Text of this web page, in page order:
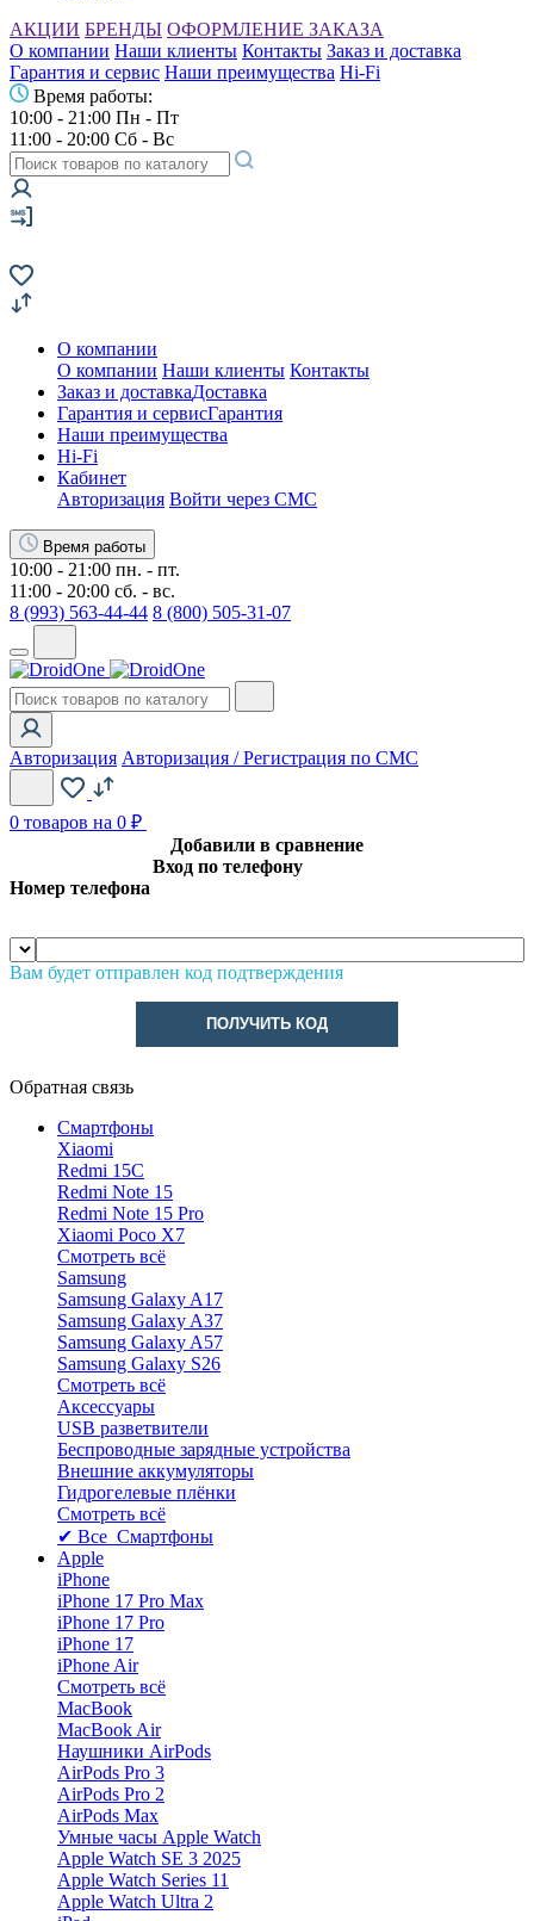
АКЦИИ БРЕНДЫ ОФОРМЛЕНИЕ ЗАКАЗА
О компании Наши клиенты Контакты Заказ и доставка
Гарантия и сервис Наши преимущества Hi-Fi
Время работы:
10:00 - 21:00 Пн - Пт
11:00 - 20:00 Сб - Вс
О компании
О компании Наши клиенты Контакты
Заказ и доставкаДоставка
Гарантия и сервисГарантия
Наши преимущества
Hi-Fi
Кабинет
Авторизация Войти через СМС
Время работы
10:00 - 21:00 пн. - пт.
11:00 - 20:00 сб. - вс.
8 (993) 563-44-44 8 (800) 505-31-07
Авторизация Авторизация / Регистрация по СМС
0 товаров на 0 ₽
Добавили в сравнение
Вход по телефону
Номер телефона
Вам будет отправлен код подтверждения
ПОЛУЧИТЬ КОД
Обратная связь
Смартфоны
Xiaomi
Redmi 15C
Redmi Note 15
Redmi Note 15 Pro
Xiaomi Poco X7
Смотреть всё
Samsung
Samsung Galaxy A17
Samsung Galaxy A37
Samsung Galaxy A57
Samsung Galaxy S26
Смотреть всё
Аксессуары
USB разветвители
Беспроводные зарядные устройства
Внешние аккумуляторы
Гидрогелевые плёнки
Смотреть всё
✔ Все Смартфоны
Apple
iPhone
iPhone 17 Pro Max
iPhone 17 Pro
iPhone 17
iPhone Air
Смотреть всё
MacBook
MacBook Air
Наушники AirPods
AirPods Pro 3
AirPods Pro 2
AirPods Max
Умные часы Apple Watch
Apple Watch SE 3 2025
Apple Watch Series 11
Apple Watch Ultra 2